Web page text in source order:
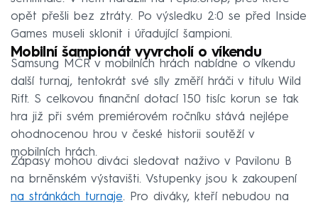
opět přešli bez ztráty. Po výsledku 2:0 se před Inside
Games museli sklonit i úřadující šampioni.
Mobilní šampionát vyvrcholí o víkendu
Samsung MČR v mobilních hrách nabídne o víkendu
další turnaj, tentokrát své síly změří hráči v titulu Wild
Rift. S celkovou finanční dotací 150 tisíc korun se tak
hra již při svém premiérovém ročníku stává nejlépe
ohodnocenou hrou v české historii soutěží v
mobilních hrách.
Zápasy mohou diváci sledovat naživo v Pavilonu B
na brněnském výstavišti. Vstupenky jsou k zakoupení
na stránkách turnaje. Pro diváky, kteří nebudou na